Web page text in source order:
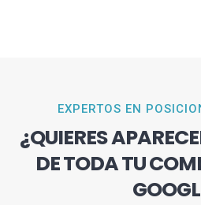
EXPERTOS EN
¿QUIERES
DE TODA TU